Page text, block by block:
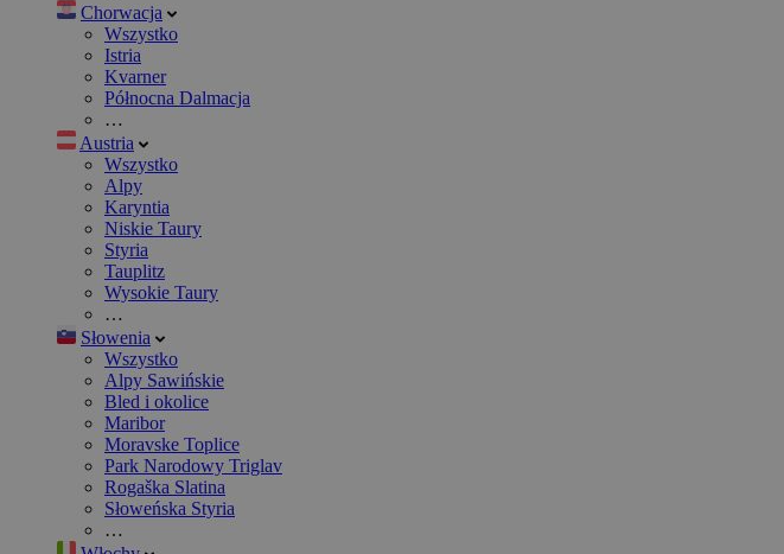
Chorwacja
Wszystko
Istria
Kvarner
Północna Dalmacja
…
Austria
Wszystko
Alpy
Karyntia
Niskie Taury
Styria
Tauplitz
Wysokie Taury
…
Słowenia
Wszystko
Alpy Sawińskie
Bled i okolice
Maribor
Moravske Toplice
Park Narodowy Triglav
Rogaška Slatina
Słoweńska Styria
…